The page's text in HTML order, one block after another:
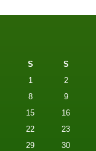
S
S
1
2
8
9
15
16
22
23
29
30